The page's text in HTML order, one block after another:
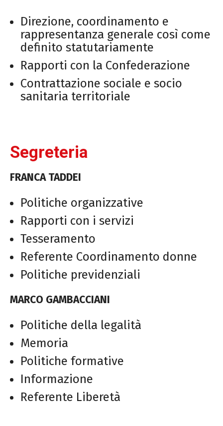
Direzione, coordinamento e
rappresentanza generale così come
definito statutariamente
Rapporti con la Confederazione
Contrattazione sociale e socio
sanitaria territoriale
Segreteria
FRANCA TADDEI
Politiche organizzative
Rapporti con i servizi
Tesseramento
Referente Coordinamento donne
Politiche previdenziali
MARCO GAMBACCIANI
Politiche della legalità
Memoria
Politiche formative
Informazione
Referente Liberetà